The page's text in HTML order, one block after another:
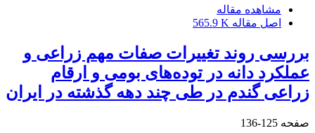
مشاهده مقاله
اصل مقاله 565.9 K
بررسی روند تغییرات صفات مهم زراعی و
عملکرد دانه در توده‌های بومی و ارقام
زراعی گندم در طی چند دهه گذشته در ایران
صفحه 125-136